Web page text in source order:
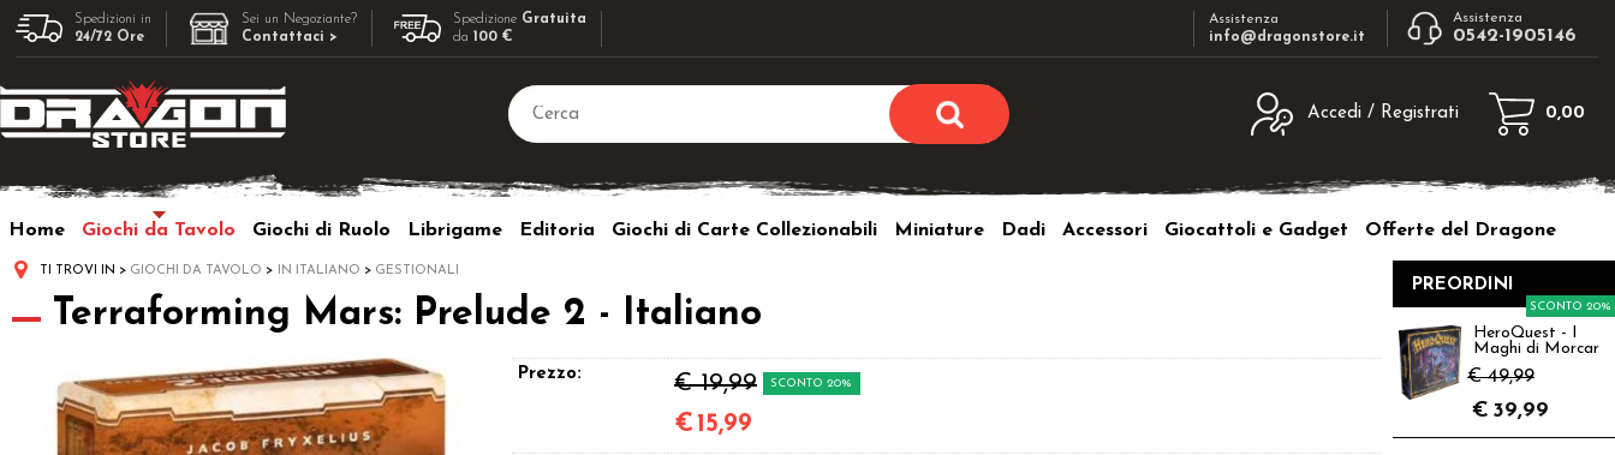
Spedizioni in
24/72 Ore
Sei un Negoziante?
Contattaci >
Spedizione Gratuita
da100 €
Assistenza
info@dragonstore.it
Assistenza
0542-1905146
Accedi / Registrati
utente e la password e poi clicca sul
Password:
sito clicca sul pulsante "Registrati"
0,00
Home Giochi da Tavolo Giochi di Ruolo Librigame Editoria Giochi di Carte Collezionabili Miniature Dadi Accessori Giocattoli e Gadget Offerte del Dragone
TI TROVI IN GIOCHI DA TAVOLO IN ITALIANO GESTIONALI
Terraforming Mars: Prelude 2 - Italiano
Prezzo: € 19,99 SCONTO 20%
€ 15,99
PREORDINI
HeroQuest - I
Maghi di Morcar
€ 49,99
SCONTO 20%
€ 39,99